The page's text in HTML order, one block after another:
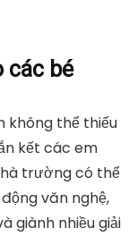
các bé
không thể thiếu
kết các em
trường có thể
văn nghệ,
giành nhiều giải